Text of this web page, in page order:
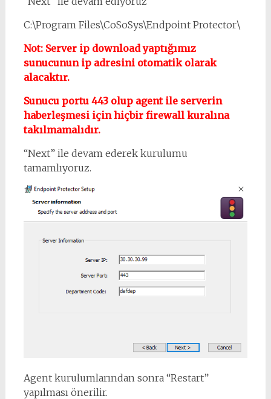
C:\Program Files\CoSoSys\Endpoint Protector\
Not: Server ip download yaptığımız
sunucunun ip adresini otomatik olarak
alacaktır.
Sunucu portu 443 olup agent ile serverin
haberleşmesi için hiçbir firewall kuralına
takılmamalıdır.
“Next” ile devam ederek kurulumu
tamamlıyoruz.
Agent kurulumlarından sonra “Restart”
yapılması önerilir.